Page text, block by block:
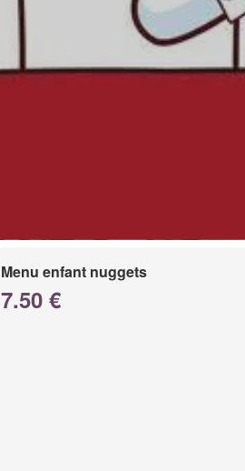
Menu enfant nuggets
7.50 €